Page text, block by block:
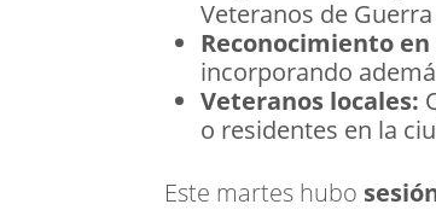
Veteranos de
Reconocimiento
incorporando
Veteranos locales:
o residentes en la
Este martes hubo